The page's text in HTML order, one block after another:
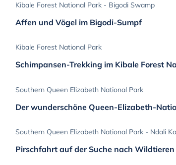
Kibale Forest National Park - Bigodi Swamp
Affen und Vögel im Bigodi-Sumpf
Kibale Forest National Park
Schimpansen-Trekking im Kibale Forest
Southern Queen Elizabeth National Park
Der wunderschöne Queen-Elizabeth-
Southern Queen Elizabeth National Park - Ndali
Pirschfahrt auf der Suche nach Wildtieren